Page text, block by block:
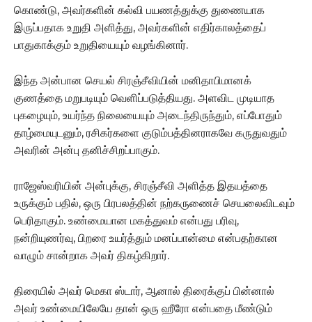
கொண்டு, அவர்களின் கல்வி பயணத்துக்கு துணையாக
இருப்பதாக உறுதி அளித்து, அவர்களின் எதிர்காலத்தைப்
பாதுகாக்கும் உறுதியையும் வழங்கினார்.
இந்த அன்பான செயல் சிரஞ்சீவியின் மனிதாபிமானக்
குணத்தை மறுபடியும் வெளிப்படுத்தியது. அளவிட முடியாத
புகழையும், உயர்ந்த நிலையையும் அடைந்திருந்தும், எப்போதும்
தாழ்மையுடனும், ரசிகர்களை குடும்பத்தினராகவே கருதுவதும்
அவரின் அன்பு தனிச்சிறப்பாகும்.
ராஜேஸ்வரியின் அன்புக்கு, சிரஞ்சீவி அளித்த இதயத்தை
உருக்கும் பதில், ஒரு பிரபலத்தின் நற்கருணைச் செயலைவிடவும்
பெரிதாகும். உண்மையான மகத்துவம் என்பது பரிவு,
நன்றியுணர்வு, பிறரை உயர்த்தும் மனப்பான்மை என்பதற்கான
வாழும் சான்றாக அவர் திகழ்கிறார்.
திரையில் அவர் மெகா ஸ்டார், ஆனால் திரைக்குப் பின்னால்
அவர் உண்மையிலேயே தான் ஒரு ஹீரோ என்பதை மீண்டும்